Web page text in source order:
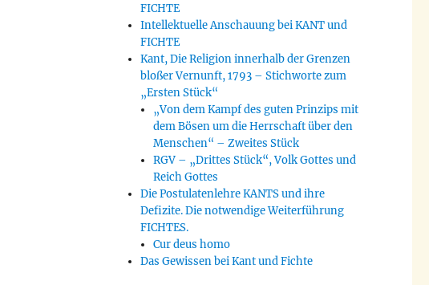
FICHTE
Intellektuelle Anschauung bei KANT und
FICHTE
Kant, Die Religion innerhalb der Grenzen
bloßer Vernunft, 1793 – Stichworte zum
„Ersten Stück“
„Von dem Kampf des guten Prinzips mit
dem Bösen um die Herrschaft über den
Menschen“ – Zweites Stück
RGV – „Drittes Stück“, Volk Gottes und
Reich Gottes
Die Postulatenlehre KANTS und ihre
Defizite. Die notwendige Weiterführung
FICHTES.
Cur deus homo
Das Gewissen bei Kant und Fichte